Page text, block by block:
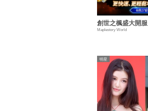
創世之楓盛大開服
Maplestory World
明星